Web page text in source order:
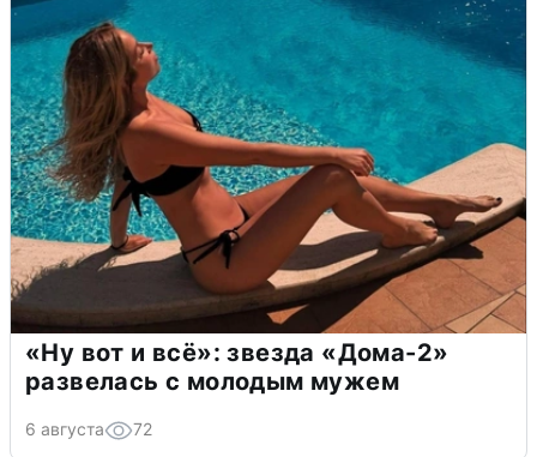
«Ну вот и всё»: звезда «Дома-2»
развелась с молодым мужем
6 августа 72